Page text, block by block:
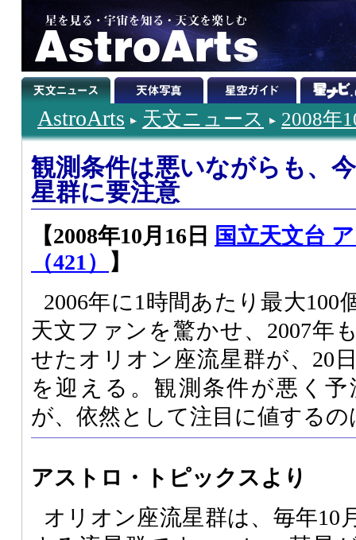
AstroArts 天文ニュース 2008年
観測条件は悪いながらも、
星群に要注意
【2008年10月16日
国立天文台
（421）
】
2006年に1時間あたり最大100
天文ファンを驚かせ、2007年
せたオリオン座流星群が、20
を迎える。観測条件が悪く
が、依然として注目に値する
アストロ・トピックスより
オリオン座流星群は、毎年10